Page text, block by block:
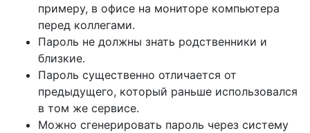
примеру, в офисе на мониторе компьютера
перед коллегами.
Пароль не должны знать родственники и
близкие.
Пароль существенно отличается от
предыдущего, который раньше использовался
в том же сервисе.
Можно сгенерировать пароль через систему